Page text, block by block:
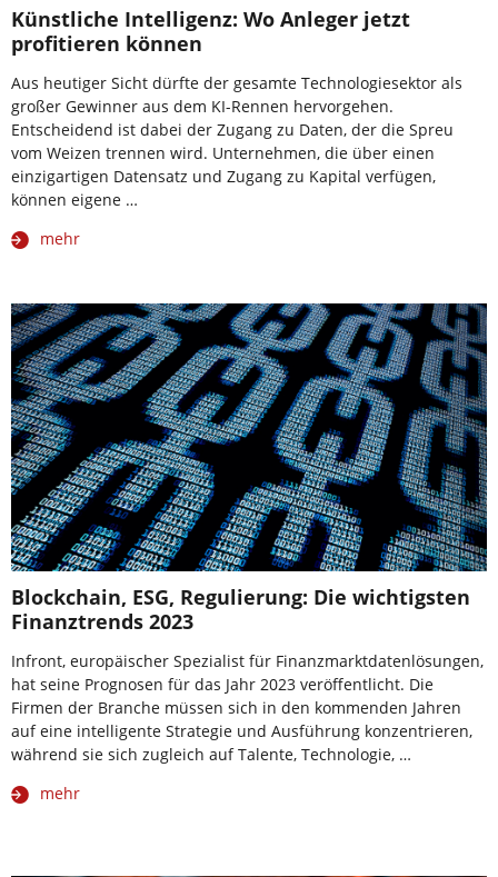
Künstliche Intelligenz: Wo Anleger jetzt
profitieren können
Aus heutiger Sicht dürfte der gesamte Technologiesektor als
großer Gewinner aus dem KI-Rennen hervorgehen.
Entscheidend ist dabei der Zugang zu Daten, der die Spreu
vom Weizen trennen wird. Unternehmen, die über einen
einzigartigen Datensatz und Zugang zu Kapital verfügen,
können eigene …
mehr
Blockchain, ESG, Regulierung: Die wichtigsten
Finanztrends 2023
Infront, europäischer Spezialist für Finanzmarktdatenlösungen,
hat seine Prognosen für das Jahr 2023 veröffentlicht. Die
Firmen der Branche müssen sich in den kommenden Jahren
auf eine intelligente Strategie und Ausführung konzentrieren,
während sie sich zugleich auf Talente, Technologie, …
mehr